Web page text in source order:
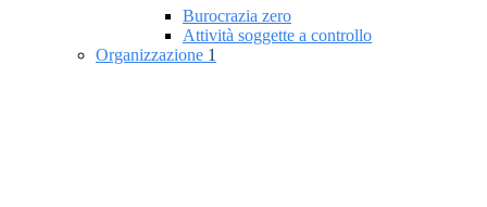
Burocrazia zero
Attività soggette a controllo
Organizzazione 1